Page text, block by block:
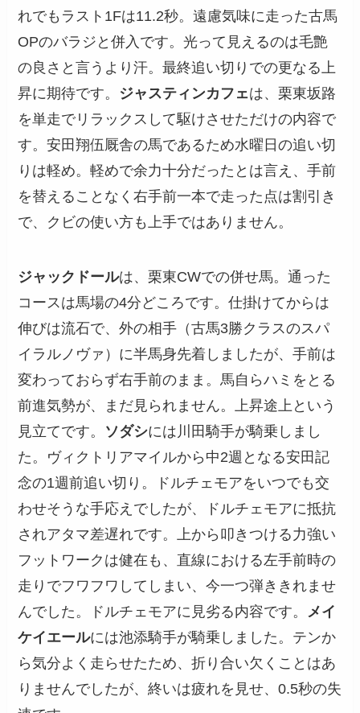
れでもラスト1Fは11.2秒。遠慮気味に走った古馬
OPのバラジと併入です。光って見えるのは毛艶
の良さと言うより汗。最終追い切りでの更なる上
昇に期待です。 ジャスティンカフェは、栗東坂路
を単走でリラックスして駆けさせただけの内容で
す。安田翔伍厩舎の馬であるため水曜日の追い切
りは軽め。軽めで余力十分だったとは言え、手前
を替えることなく右手前一本で走った点は割引き
で、クビの使い方も上手ではありません。
ジャックドールは、栗東CWでの併せ馬。通った
コースは馬場の4分どころです。仕掛けてからは
伸びは流石で、外の相手（古馬3勝クラスのスパ
イラルノヴァ）に半馬身先着しましたが、手前は
変わっておらず右手前のまま。馬自らハミをとる
前進気勢が、まだ見られません。上昇途上という
見立てです。 ソダシには川田騎手が騎乗しまし
た。ヴィクトリアマイルから中2週となる安田記
念の1週前追い切り。ドルチェモアをいつでも交
わせそうな手応えでしたが、ドルチェモアに抵抗
されアタマ差遅れです。上から叩きつける力強い
フットワークは健在も、直線における左手前時の
走りでフワフワしてしまい、今一つ弾ききれませ
んでした。ドルチェモアに見劣る内容です。
メイ
ケイエールには池添騎手が騎乗しました。テンか
ら気分よく走らせたため、折り合い欠くことはあ
りませんでしたが、終いは疲れを見せ、0.5秒の失